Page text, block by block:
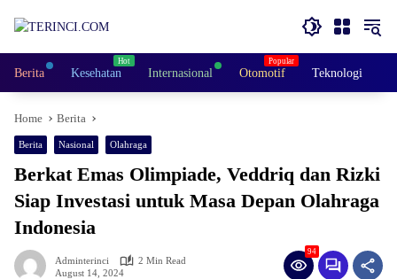
Berita Kesehatan Internasional Otomotif Teknologi
Home Berita
Berita Nasional Olahraga
Berkat Emas Olimpiade, Veddriq dan Rizki
Siap Investasi untuk Masa Depan Olahraga
Indonesia
Adminterinci
2 Min Read
August 14, 2024
94